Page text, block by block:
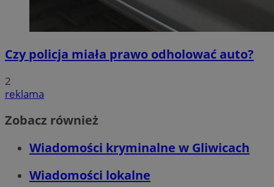
Czy policja miała prawo odholować auto?
2
reklama
Zobacz również
Wiadomości kryminalne w Gliwicach
Wiadomości lokalne